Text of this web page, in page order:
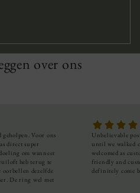
over ons
geholpen.Voor ons
direct super
om wanneer
heb terug te
oorbellen dezelfde
De ring wel met
Unbelievable
until we walked
welcomed as
friendly and
definitely come